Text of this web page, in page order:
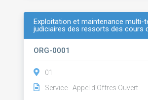
Exploitation et maintenance
judiciaires des ressorts des cours
ORG-0001
01
Service - Appel d'Offres Ouvert